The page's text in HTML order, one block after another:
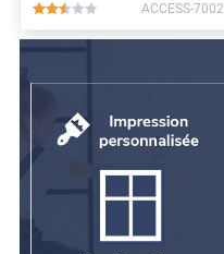
*****
ACCESS-7002